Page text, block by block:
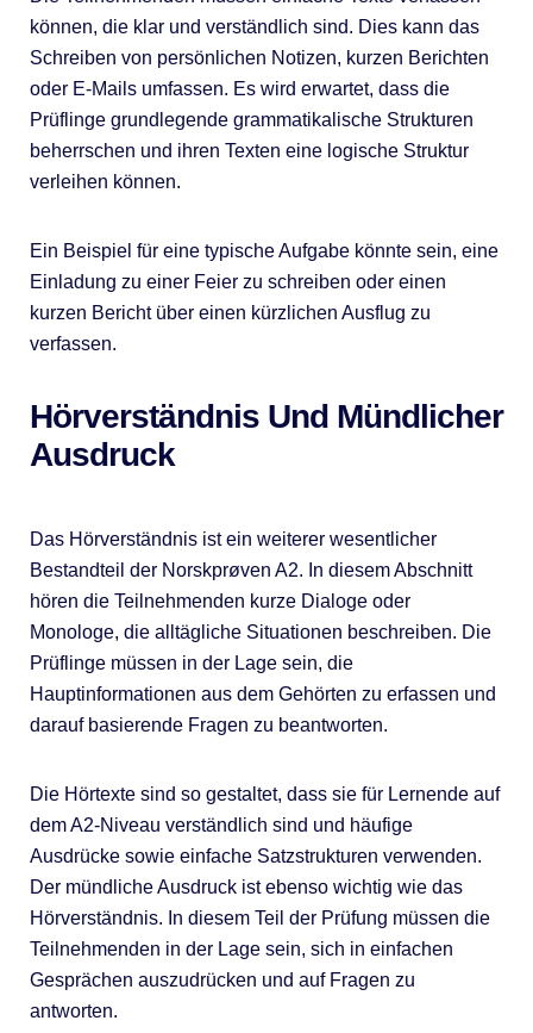
können, die klar und verständlich sind. Dies kann das
Schreiben von persönlichen Notizen, kurzen Berichten
oder E-Mails umfassen. Es wird erwartet, dass die
Prüflinge grundlegende grammatikalische Strukturen
beherrschen und ihren Texten eine logische Struktur
verleihen können.
Ein Beispiel für eine typische Aufgabe könnte sein, eine
Einladung zu einer Feier zu schreiben oder einen
kurzen Bericht über einen kürzlichen Ausflug zu
verfassen.
Hörverständnis Und Mündlicher
Ausdruck
Das Hörverständnis ist ein weiterer wesentlicher
Bestandteil der Norskprøven A2. In diesem Abschnitt
hören die Teilnehmenden kurze Dialoge oder
Monologe, die alltägliche Situationen beschreiben. Die
Prüflinge müssen in der Lage sein, die
Hauptinformationen aus dem Gehörten zu erfassen und
darauf basierende Fragen zu beantworten.
Die Hörtexte sind so gestaltet, dass sie für Lernende auf
dem A2-Niveau verständlich sind und häufige
Ausdrücke sowie einfache Satzstrukturen verwenden.
Der mündliche Ausdruck ist ebenso wichtig wie das
Hörverständnis. In diesem Teil der Prüfung müssen die
Teilnehmenden in der Lage sein, sich in einfachen
Gesprächen auszudrücken und auf Fragen zu
antworten.